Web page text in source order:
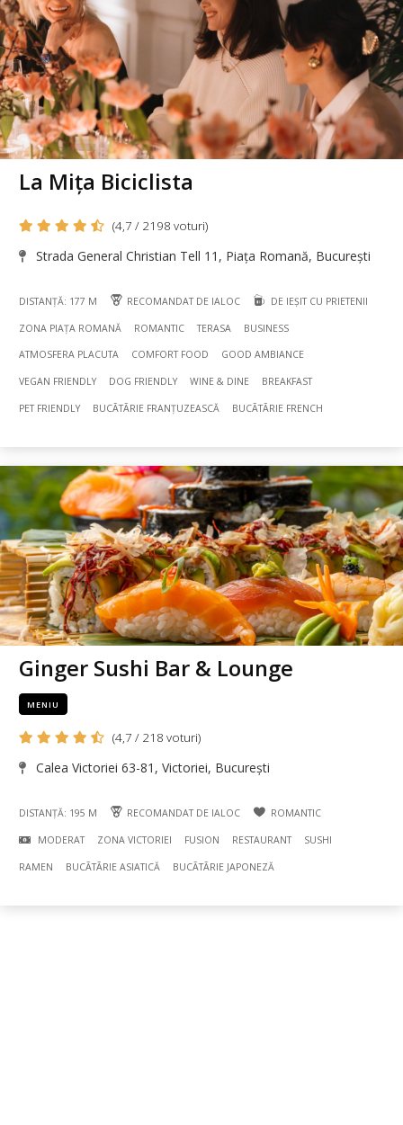
La Mița Biciclista
(4,7 / 2198 voturi)
Strada General Christian Tell 11, Piața Romană, București
DISTANȚĂ: 177 M RECOMANDAT DE IALOC DE IEȘIT CU PRIETENII
ZONA PIAȚA ROMANĂ ROMANTIC TERASA BUSINESS
ATMOSFERA PLACUTA COMFORT FOOD GOOD AMBIANCE
VEGAN FRIENDLY DOG FRIENDLY WINE & DINE BREAKFAST
PET FRIENDLY BUCÃTÃRIE FRANȚUZEASCĂ BUCÃTÃRIE FRENCH
Ginger Sushi Bar & Lounge
MENIU
(4,7 / 218 voturi)
Calea Victoriei 63-81, Victoriei, București
DISTANȚĂ: 195 M RECOMANDAT DE IALOC ROMANTIC
MODERAT ZONA VICTORIEI FUSION RESTAURANT SUSHI
RAMEN BUCÃTÃRIE ASIATICĂ BUCÃTÃRIE JAPONEZĂ